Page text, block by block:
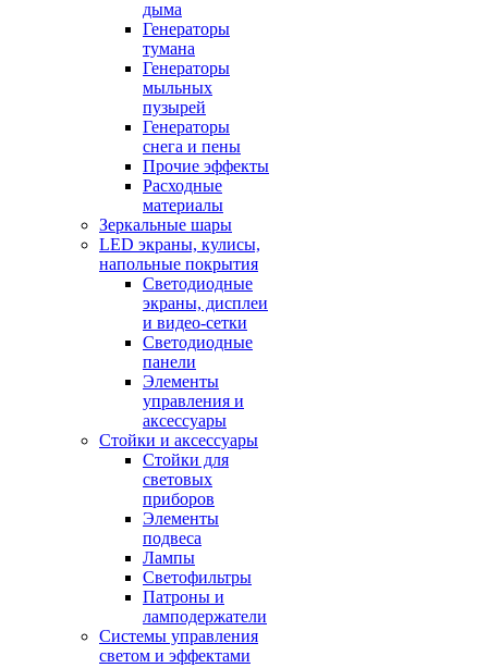
дыма
Генераторы
тумана
Генераторы
мыльных
пузырей
Генераторы
снега и пены
Прочие эффекты
Расходные
материалы
Зеркальные шары
LED экраны, кулисы,
напольные покрытия
Светодиодные
экраны, дисплеи
и видео-сетки
Светодиодные
панели
Элементы
управления и
аксессуары
Стойки и аксессуары
Стойки для
световых
приборов
Элементы
подвеса
Лампы
Светофильтры
Патроны и
ламподержатели
Системы управления
светом и эффектами